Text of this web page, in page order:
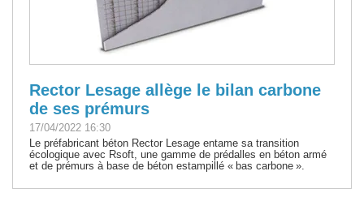
Rector Lesage allège le bilan carbone
de ses prémurs
17/04/2022 16:30
Le préfabricant béton Rector Lesage entame sa transition
écologique avec Rsoft, une gamme de prédalles en béton armé
et de prémurs à base de béton estampillé « bas carbone ».